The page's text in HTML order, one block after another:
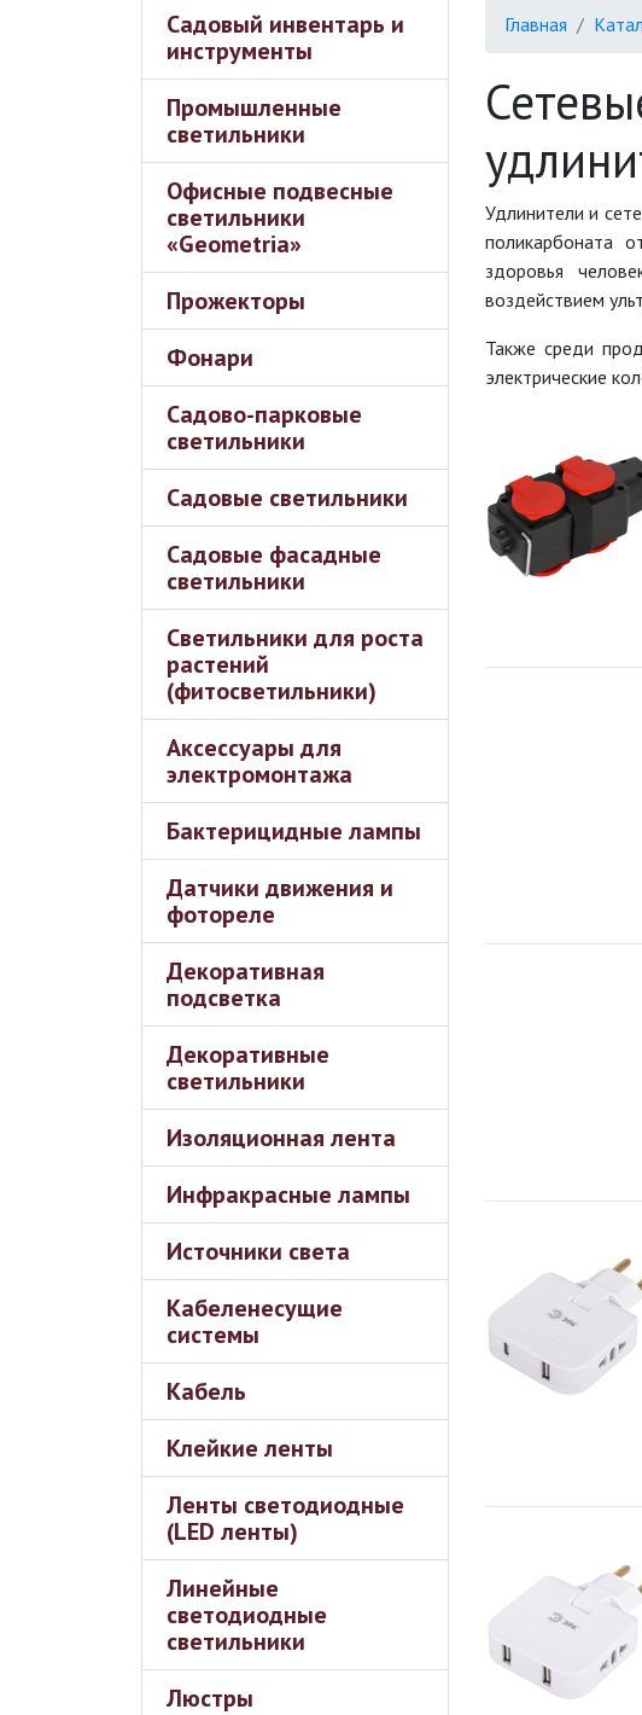
Садовый инвентарь и
инструменты
Промышленные
светильники
Офисные подвесные
светильники
«Geometria»
Прожекторы
Фонари
Садово-парковые
светильники
Садовые светильники
Садовые фасадные
светильники
Светильники для роста
растений
(фитосветильники)
Аксессуары для
электромонтажа
Бактерицидные лампы
Датчики движения и
фотореле
Декоративная
подсветка
Декоративные
светильники
Изоляционная лента
Инфракрасные лампы
Источники света
Кабеленесущие
системы
Кабель
Клейкие ленты
Ленты светодиодные
(LED ленты)
Линейные
светодиодные
светильники
Люстры
Главная
Удлинители и
поликарбоната
здоровья
воздействием
Также среди
электрические